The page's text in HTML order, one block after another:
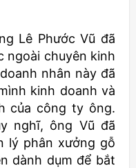
Lê Phước Vũ đã
ngoài chuyên kinh
nhân này đã
kinh doanh và
của công ty ông.
nghĩ, ông Vũ đã
lý phân xưởng gỗ
dành dụm để bắt